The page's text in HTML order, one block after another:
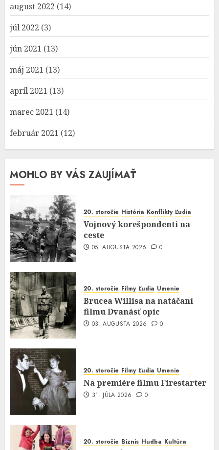
august 2022 (14)
júl 2022 (3)
jún 2021 (13)
máj 2021 (13)
apríl 2021 (13)
marec 2021 (14)
február 2021 (12)
MOHLO BY VÁS ZAUJÍMAŤ
20. storočie História Konflikty Ľudia
Vojnový korešpondenti na
ceste
05. AUGUSTA 2026 0
20. storočie Filmy Ľudia Umenie
Brucea Willisa na natáčaní
filmu Dvanásť opíc
03. AUGUSTA 2026 0
20. storočie Filmy Ľudia Umenie
Na premiére filmu Firestarter
31. JÚLA 2026 0
20. storočie Biznis Hudba Kultúra